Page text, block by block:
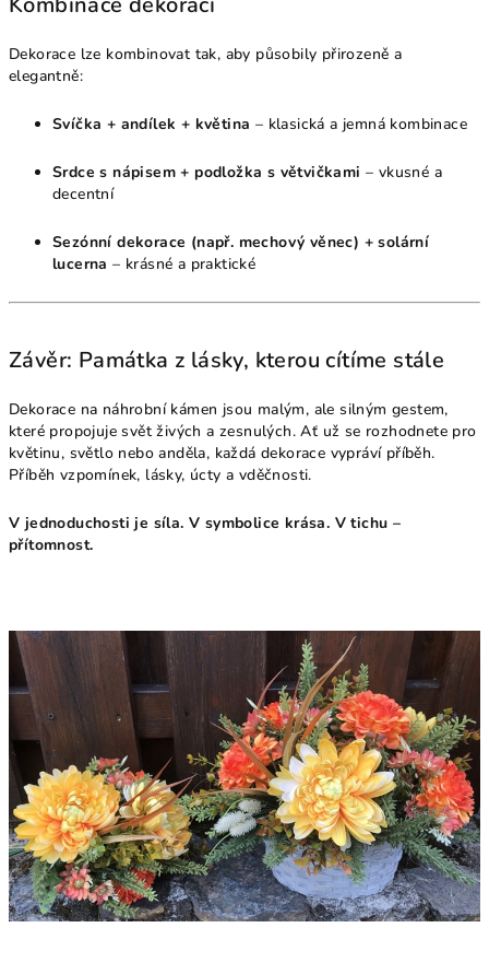
Dekorace lze kombinovat tak, aby působily přirozeně a
elegantně:
Svíčka + andílek + květina – klasická a jemná kombinace
Srdce s nápisem + podložka s větvičkami – vkusné a
decentní
Sezónní dekorace (např. mechový věnec) + solární
lucerna – krásné a praktické
Závěr: Památka z lásky, kterou cítíme stále
Dekorace na náhrobní kámen jsou malým, ale silným gestem,
které propojuje svět živých a zesnulých. Ať už se rozhodnete pro
květinu, světlo nebo anděla, každá dekorace vypráví příběh.
Příběh vzpomínek, lásky, úcty a vděčnosti.
V jednoduchosti je síla. V symbolice krása. V tichu –
přítomnost.